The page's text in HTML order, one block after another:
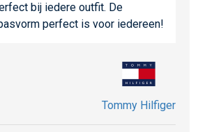
bij iedere outfit. De
perfect is voor iedereen!
Tommy Hilfiger